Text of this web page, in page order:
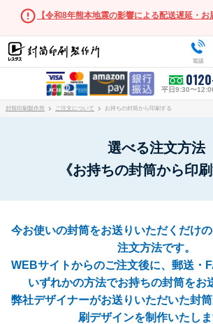
【令和8年熊本地震の影響による配送遅延・お
平日9:30〜
角形2号
長形・洋形サイズ
長形3号
長形3号窓付き
封筒印刷製作所 ご注文について お持ちの封筒から印刷する
選べる注文方法
《お持ちの封筒から印刷
今お使いの封筒をお送りいただくだけ
注文方法です。
WEBサイトからのご注文後に、郵送・
いずれかの方法でお持ちの封筒をお
弊社デザイナーがお送りいただいた封
刷デザインを制作いたしま